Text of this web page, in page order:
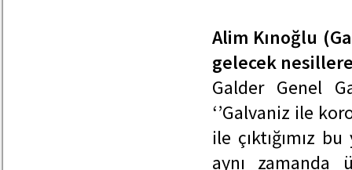
Alim Kınoğlu
gelecek
Galder Genel
‘’Galvaniz ile
ile çıktığımız
aynı zamanda